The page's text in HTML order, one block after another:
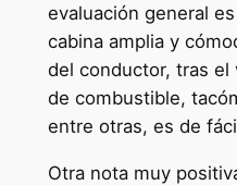
evaluación general
cabina amplia y
del conductor, tras el
de combustible,
entre otras, es de
Otra nota muy